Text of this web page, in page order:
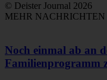
© Deister Journal 2026
MEHR NACHRICHTEN
Noch einmal ab an
Familienprogramm